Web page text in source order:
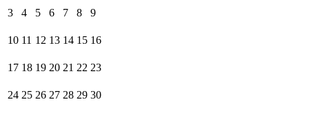
3 4 5 6 7 8 9
10 11 12 13 14 15 16
17 18 19 20 21 22 23
24 25 26 27 28 29 30